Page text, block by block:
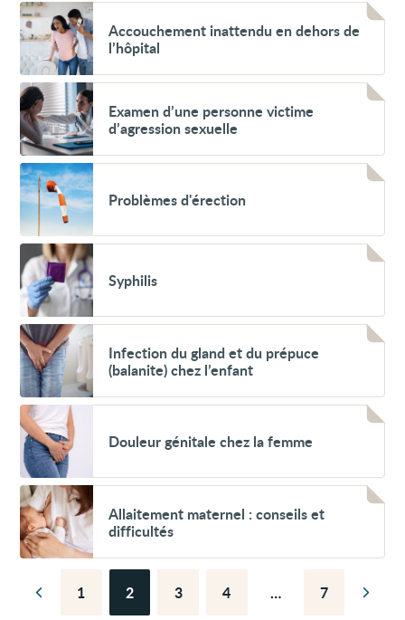
Voir
Accouchement
inattendu
en
dehors
de
l’hôpital
Accouchement inattendu en dehors de
l’hôpital
Voir
Examen
d’une
personne
victime
d’agression
sexuelle
Examen d’une personne victime
d’agression sexuelle
Voir
Problèmes
d'érection
Problèmes d'érection
Voir
Syphilis
Syphilis
Voir
Infection
du
gland
et
du
prépuce
(balanite)
chez
l’enfant
Infection du gland et du prépuce
(balanite) chez l’enfant
Voir
Douleur
génitale
chez
la
femme
Douleur génitale chez la femme
Voir
Allaitement
maternel :
conseils
et
Allaitement maternel : conseils et
difficultés
Page Page
1 Page
2 Page
3 Page
4 … Page
7 Page